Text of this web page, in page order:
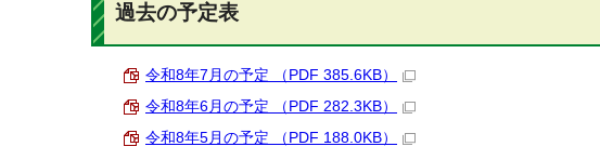
過去の予定表
令和8年7月の予定 （PDF 385.6KB）
令和8年6月の予定 （PDF 282.3KB）
令和8年5月の予定 （PDF 188.0KB）